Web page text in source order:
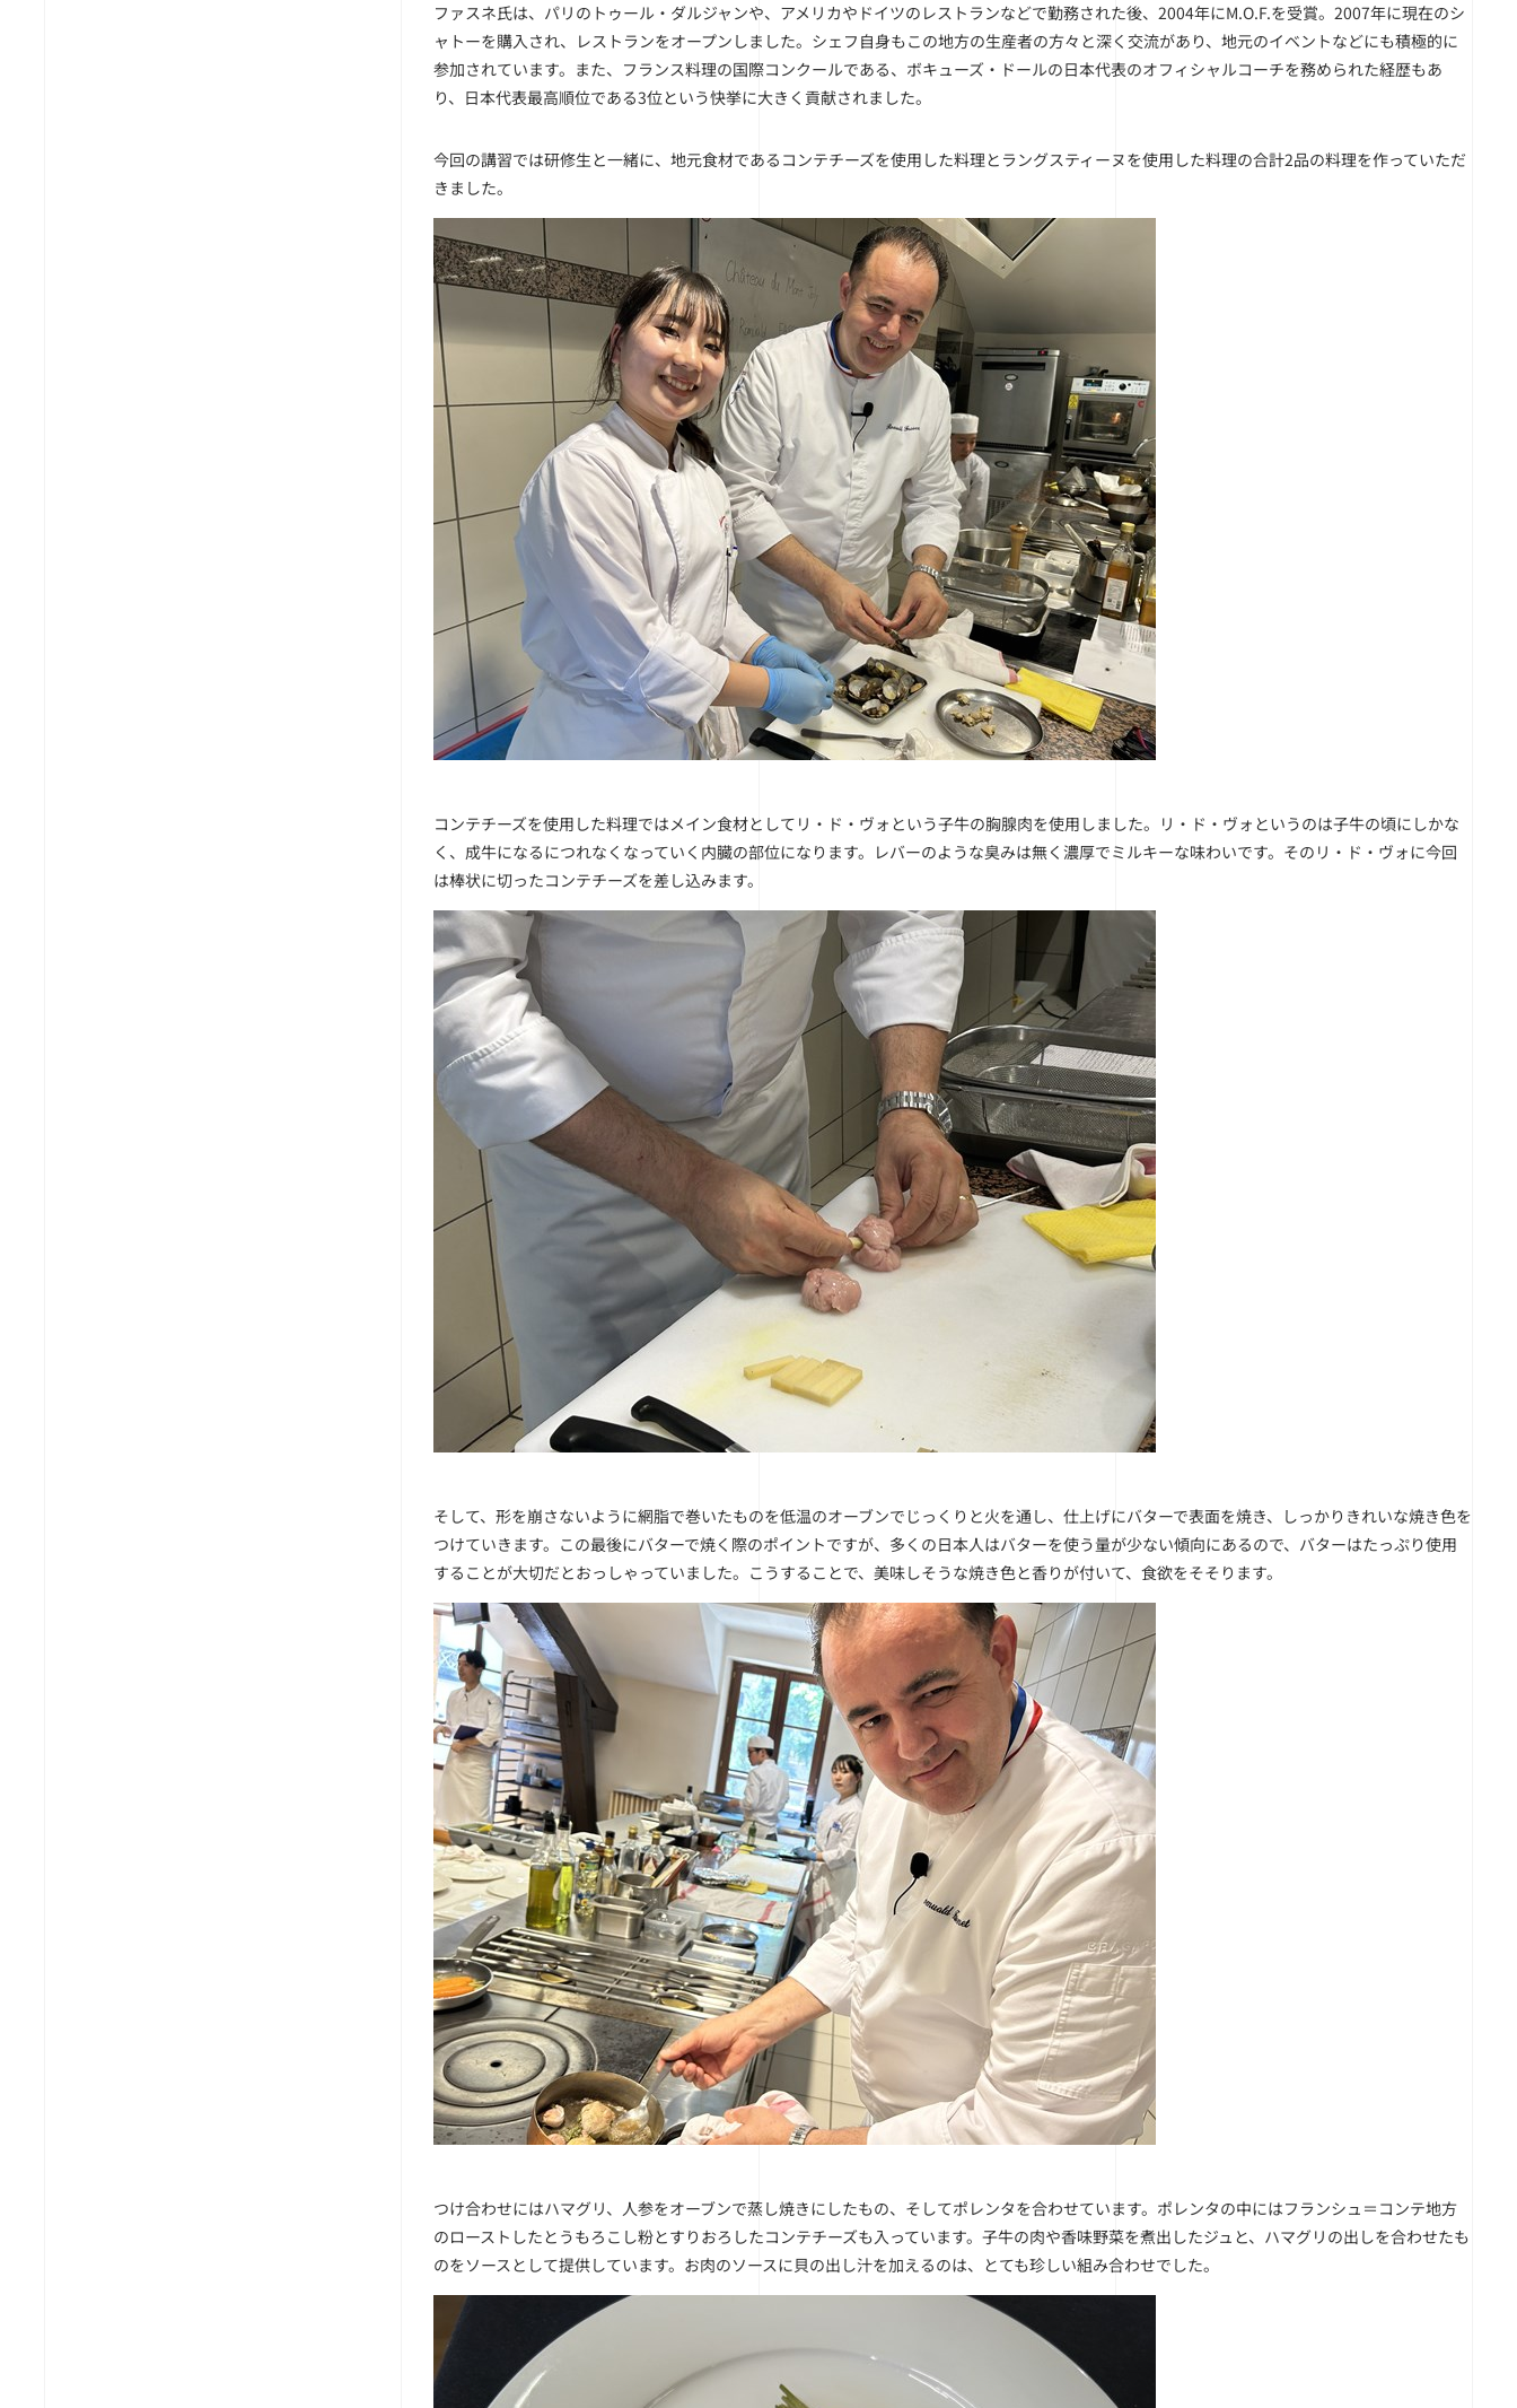
ファスネ氏は、パリのトゥール・ダルジャンや、アメリカやドイツのレストランなどで勤務された後、2004年にM.O.F.を受賞。2007年に現在のシ
ャトーを購入され、レストランをオープンしました。シェフ自身もこの地方の生産者の方々と深く交流があり、地元のイベントなどにも積極的に
参加されています。また、フランス料理の国際コンクールである、ボキューズ・ドールの日本代表のオフィシャルコーチを務められた経歴もあ
り、日本代表最高順位である3位という快挙に大きく貢献されました。
今回の講習では研修生と一緒に、地元食材であるコンテチーズを使用した料理とラングスティーヌを使用した料理の合計2品の料理を作っていただ
きました。
コンテチーズを使用した料理ではメイン食材としてリ・ド・ヴォという子牛の胸腺肉を使用しました。リ・ド・ヴォというのは子牛の頃にしかな
く、成牛になるにつれなくなっていく内臓の部位になります。レバーのような臭みは無く濃厚でミルキーな味わいです。そのリ・ド・ヴォに今回
は棒状に切ったコンテチーズを差し込みます。
そして、形を崩さないように網脂で巻いたものを低温のオーブンでじっくりと火を通し、仕上げにバターで表面を焼き、しっかりきれいな焼き色を
つけていきます。この最後にバターで焼く際のポイントですが、多くの日本人はバターを使う量が少ない傾向にあるので、バターはたっぷり使用
することが大切だとおっしゃっていました。こうすることで、美味しそうな焼き色と香りが付いて、食欲をそそります。
つけ合わせにはハマグリ、人参をオーブンで蒸し焼きにしたもの、そしてポレンタを合わせています。ポレンタの中にはフランシュ＝コンテ地方
のローストしたとうもろこし粉とすりおろしたコンテチーズも入っています。子牛の肉や香味野菜を煮出したジュと、ハマグリの出しを合わせたも
のをソースとして提供しています。お肉のソースに貝の出し汁を加えるのは、とても珍しい組み合わせでした。